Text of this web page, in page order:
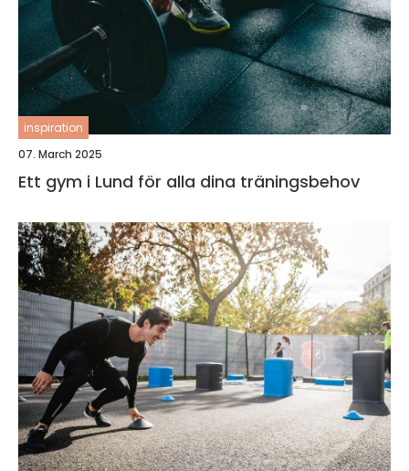
inspiration
07. March 2025
Ett gym i Lund för alla dina träningsbehov